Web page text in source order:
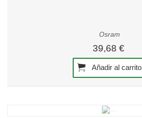
Osram
39,68 €
Añadir al carrito